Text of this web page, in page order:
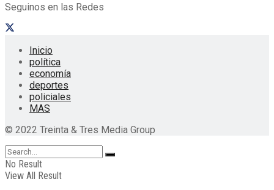
Seguinos en las Redes
Inicio
política
economía
deportes
policiales
MAS
© 2022 Treinta & Tres Media Group
No Result
View All Result